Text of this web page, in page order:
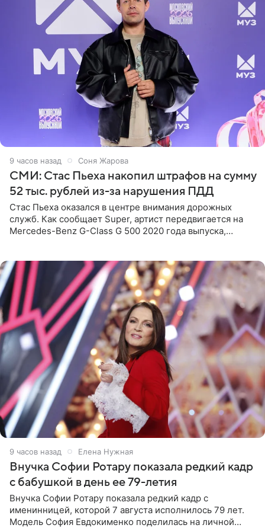
9 часов назад Соня Жарова
СМИ: Стас Пьеха накопил штрафов на сумму
52 тыс. рублей из-за нарушения ПДД
Стас Пьеха оказался в центре внимания дорожных
служб. Как сообщает Super, артист передвигается на
Mercedes-Benz G-Class G 500 2020 года выпуска,
9 часов назад Елена Нужная
Внучка Софии Ротару показала редкий кадр
с бабушкой в день ее 79-летия
Внучка Софии Ротару показала редкий кадр с
именинницей, которой 7 августа исполнилось 79 лет.
Модель София Евдокименко поделилась на личной